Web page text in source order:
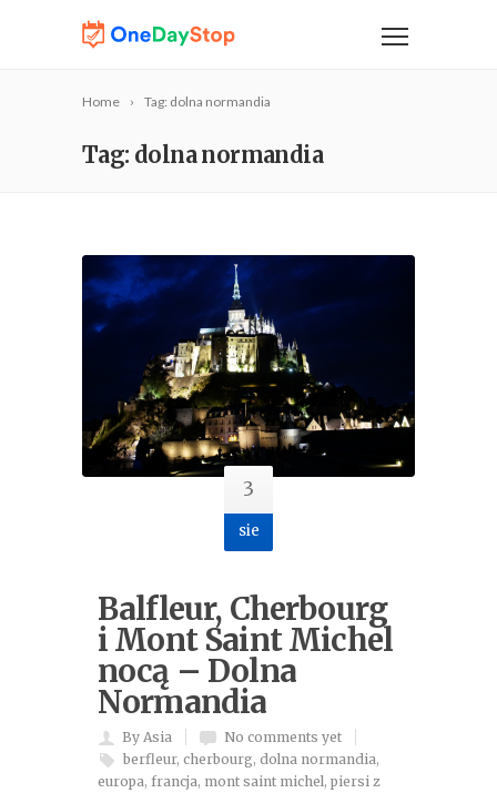
Home Tag: dolna normandia
Tag: dolna normandia
3
sie
Balfleur, Cherbourg
i Mont Saint Michel
nocą – Dolna
Normandia
By Asia
No comments yet
berfleur, cherbourg, dolna normandia,
europa, francja, mont saint michel, piersi z